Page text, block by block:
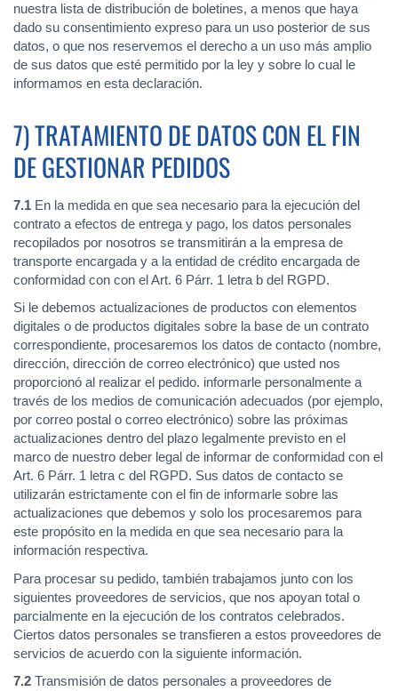
nuestra lista de distribución de boletines, a menos que haya
dado su consentimiento expreso para un uso posterior de sus
datos, o que nos reservemos el derecho a un uso más amplio
de sus datos que esté permitido por la ley y sobre lo cual le
informamos en esta declaración.
7) TRATAMIENTO DE DATOS CON EL FIN
DE GESTIONAR PEDIDOS
7.1 En la medida en que sea necesario para la ejecución del
contrato a efectos de entrega y pago, los datos personales
recopilados por nosotros se transmitirán a la empresa de
transporte encargada y a la entidad de crédito encargada de
conformidad con con el Art. 6 Párr. 1 letra b del RGPD.
Si le debemos actualizaciones de productos con elementos
digitales o de productos digitales sobre la base de un contrato
correspondiente, procesaremos los datos de contacto (nombre,
dirección, dirección de correo electrónico) que usted nos
proporcionó al realizar el pedido. informarle personalmente a
través de los medios de comunicación adecuados (por ejemplo,
por correo postal o correo electrónico) sobre las próximas
actualizaciones dentro del plazo legalmente previsto en el
marco de nuestro deber legal de informar de conformidad con el
Art. 6 Párr. 1 letra c del RGPD. Sus datos de contacto se
utilizarán estrictamente con el fin de informarle sobre las
actualizaciones que debemos y solo los procesaremos para
este propósito en la medida en que sea necesario para la
información respectiva.
Para procesar su pedido, también trabajamos junto con los
siguientes proveedores de servicios, que nos apoyan total o
parcialmente en la ejecución de los contratos celebrados.
Ciertos datos personales se transfieren a estos proveedores de
servicios de acuerdo con la siguiente información.
7.2 Transmisión de datos personales a proveedores de